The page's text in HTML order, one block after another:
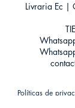
Livraria Ec |
Políticas de